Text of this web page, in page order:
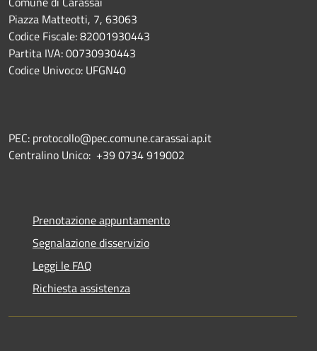
Piazza Matteotti, 7, 63063
Codice Fiscale: 82001930443
Partita IVA: 00730930443
Codice Univoco: UFGN40
PEC: protocollo@pec.comune.carassai.ap.it
Centralino Unico: +39 0734 919002
Prenotazione appuntamento
Segnalazione disservizio
Leggi le FAQ
Richiesta assistenza